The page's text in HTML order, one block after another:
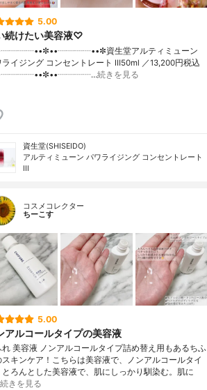
5.00
続けたい美容液♡
資生堂アルティミューン
ライジング コンセントレート Ⅲ50ml ／13,200円税込
続きを見る
資生堂(SHISEIDO)
アルティミューン パワライジング コンセントレート
III
コスメコレクター
ちーこす
5.00
アルコールタイプの美容液
れ 美容液 ノンアルコールタイプ詰め替え用もあるちふ
スキンケア！こちらは美容液で、ノンアルコールタイ
とろんとした美容液で、肌にしっかり馴染む。肌に
続きを見る